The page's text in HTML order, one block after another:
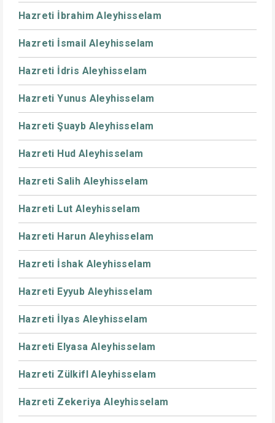
Hazreti İbrahim Aleyhisselam
Hazreti İsmail Aleyhisselam
Hazreti İdris Aleyhisselam
Hazreti Yunus Aleyhisselam
Hazreti Şuayb Aleyhisselam
Hazreti Hud Aleyhisselam
Hazreti Salih Aleyhisselam
Hazreti Lut Aleyhisselam
Hazreti Harun Aleyhisselam
Hazreti İshak Aleyhisselam
Hazreti Eyyub Aleyhisselam
Hazreti İlyas Aleyhisselam
Hazreti Elyasa Aleyhisselam
Hazreti Zülkifl Aleyhisselam
Hazreti Zekeriya Aleyhisselam